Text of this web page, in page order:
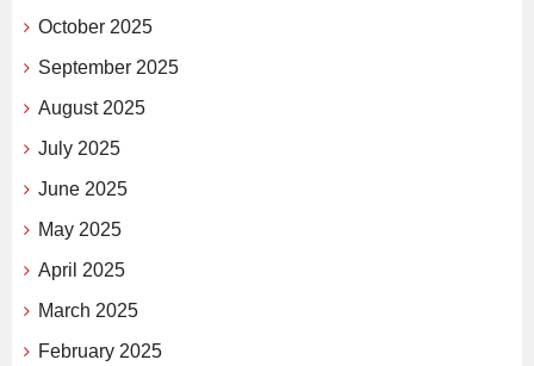
October 2025
September 2025
August 2025
July 2025
June 2025
May 2025
April 2025
March 2025
February 2025